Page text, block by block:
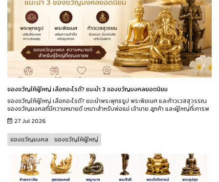
ของขวัญให้ผู้ใหญ่ เลือกอะไรดี? แนะนำ 3 ของขวัญมงคลยอดนิยม
ของขวัญให้ผู้ใหญ่ เลือกอะไรดี? แนะนำพระพุทธรูป พระพิฆเนศ และท้าวเวสสุวรรณ
ของขวัญมงคลที่มีความหมายดี เหมาะสำหรับพ่อแม่ เจ้านาย ลูกค้า และผู้ใหญ่ที่เคารพ
27 Jul 2026
ของขวัญมงคล ของขวัญให้ผู้ใหญ่